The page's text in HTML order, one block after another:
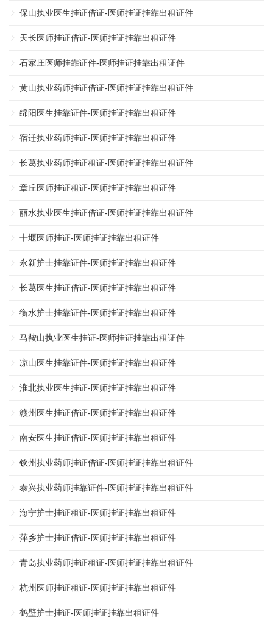
保山执业医生挂证借证-医师挂证挂靠出租证件
天长医师挂证借证-医师挂证挂靠出租证件
石家庄医师挂靠证件-医师挂证挂靠出租证件
黄山执业药师挂证借证-医师挂证挂靠出租证件
绵阳医生挂靠证件-医师挂证挂靠出租证件
宿迁执业药师挂证-医师挂证挂靠出租证件
长葛执业药师挂证租证-医师挂证挂靠出租证件
章丘医师挂证租证-医师挂证挂靠出租证件
丽水执业医生挂证借证-医师挂证挂靠出租证件
十堰医师挂证-医师挂证挂靠出租证件
永新护士挂靠证件-医师挂证挂靠出租证件
长葛医生挂证借证-医师挂证挂靠出租证件
衡水护士挂靠证件-医师挂证挂靠出租证件
马鞍山执业医生挂证-医师挂证挂靠出租证件
凉山医生挂靠证件-医师挂证挂靠出租证件
淮北执业医生挂证-医师挂证挂靠出租证件
赣州医生挂证借证-医师挂证挂靠出租证件
南安医生挂证借证-医师挂证挂靠出租证件
钦州执业药师挂证借证-医师挂证挂靠出租证件
泰兴执业药师挂靠证件-医师挂证挂靠出租证件
海宁护士挂证租证-医师挂证挂靠出租证件
萍乡护士挂证借证-医师挂证挂靠出租证件
青岛执业药师挂证租证-医师挂证挂靠出租证件
杭州医师挂证租证-医师挂证挂靠出租证件
鹤壁护士挂证-医师挂证挂靠出租证件